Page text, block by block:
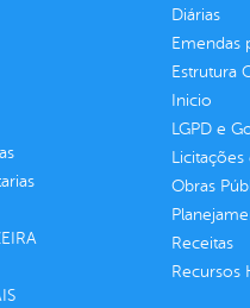
Diárias
Emendas
Estrutura
Inicio
LGPD e
Obras
Receitas
Recursos